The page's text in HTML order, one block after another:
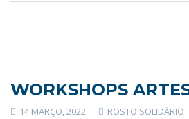
WORKSHOPS
14 MARÇO, 2022
ROSTO SOLIDÁRIO